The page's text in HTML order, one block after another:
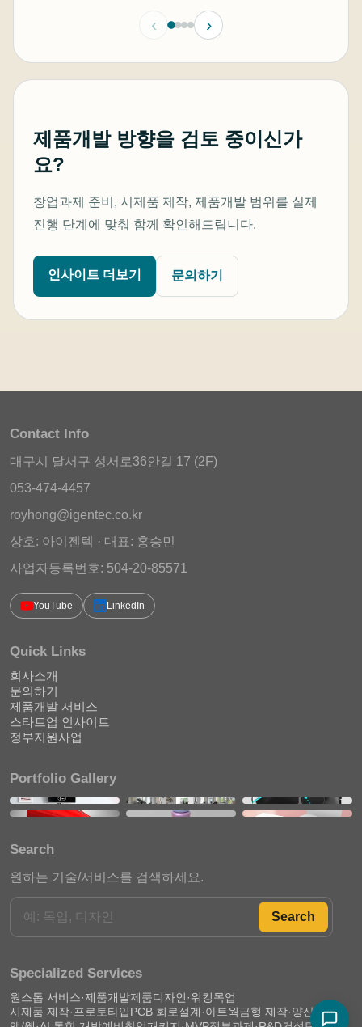
‹ ›
제품개발 방향을 검토 중이신가
요?
창업과제 준비, 시제품 제작, 제품개발 범위를 실제
진행 단계에 맞춰 함께 확인해드립니다.
인사이트 더보기 문의하기
Contact Info
대구시 달서구 성서로36안길 17 (2F)
053-474-4457
royhong@igentec.co.kr
상호: 아이젠텍 · 대표: 홍승민
사업자등록번호: 504-20-85571
YouTube LinkedIn
Quick Links
회사소개
문의하기
제품개발 서비스
스타트업 인사이트
정부지원사업
Portfolio Gallery
Search
원하는 기술/서비스를 검색하세요.
Search
Specialized Services
원스톱 서비스·제품개발제품디자인·워킹목업
시제품 제작·프로토타입 PCB 회로설계·아트웍 금형 제작·양산 준비